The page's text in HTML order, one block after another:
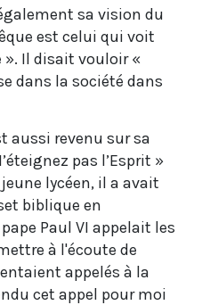
sa vision du
est celui qui voit
». Il disait vouloir «
dans la société dans
aussi revenu sur sa
pas l’Esprit »
jeune lycéen, il a avait
biblique en
Paul VI appelait les
à l'écoute de
appelés à la
cet appel pour moi